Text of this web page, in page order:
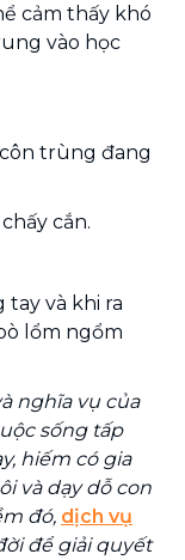
cảm thấy khó
vào học
trùng đang
cắn.
và khi ra
lổm ngổm
nghĩa vụ của
sống tấp
hiếm có gia
và dạy dỗ con
đó, dịch vụ
để giải quyết